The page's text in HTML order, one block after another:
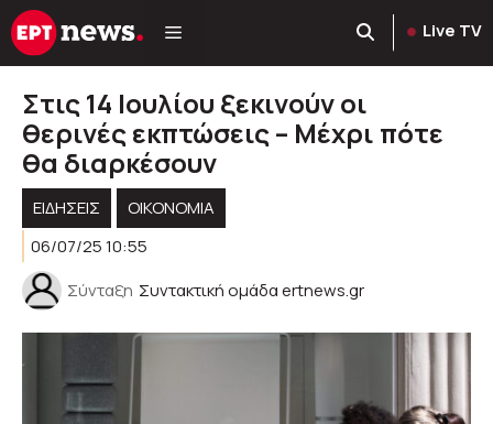
Μετάβαση
σε
Live TV
Στις 14 Ιουλίου ξεκινούν οι
θερινές εκπτώσεις – Μέχρι πότε
θα διαρκέσουν
ΕΙΔΗΣΕΙΣ
ΟΙΚΟΝΟΜΙΑ
06/07/25 10:55
Σύνταξη Συντακτική ομάδα ertnews.gr